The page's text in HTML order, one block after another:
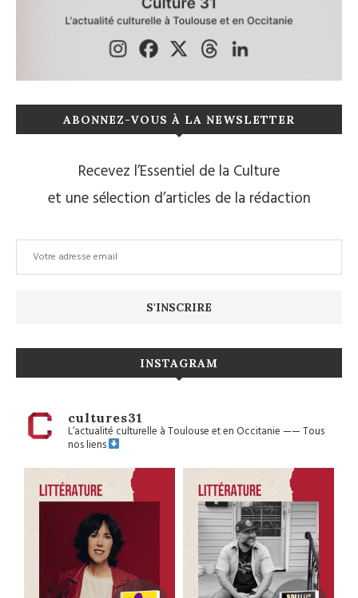
ABONNEZ-VOUS À LA NEWSLETTER
Recevez l’Essentiel de la Culture
et une sélection d’articles de la rédaction
INSTAGRAM
cultures31
L’actualité culturelle à Toulouse et en Occitanie——Tous
nos liens